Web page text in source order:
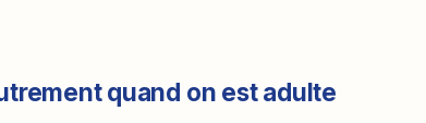
quand on est adulte